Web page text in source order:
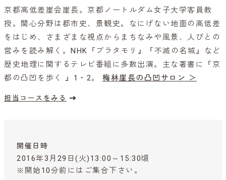
京都高低差崖会崖長。京都ノートルダム女子大学客員教
授。関心分野は都市史、景観史。なにげない地面の高低差
をはじめ、さまざまな視点からまちなみや風景、人びとの
営みを読み解く。NHK『ブラタモリ』『不滅の名城』など
歴史地理に関するテレビ番組に多数出演。主な著書に『京
都の凸凹を歩く 』1・2。 梅林崖長の凸凹サロン ＞
担当コースをみる
開催日時
2016年3月29日(火)13:00～15:30頃
※開始10分前にはご集合下さい。